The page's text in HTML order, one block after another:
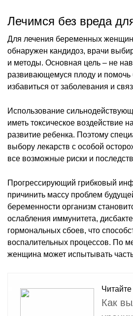
Лечимся без вреда
Для лечения беременных
обнаружен кандидоз, врачи
и методы. Основная цель – не
развивающемуся плоду и
избавиться от заболевания и
Использование
иметь токсическое воздействие
развитие ребенка. Поэтому
выбору лекарств с особой
все возможные риски и
Прогрессирующий грибковый
причинить массу проблем
беременности организм
ослабления иммунитета,
гормональных сбоев, что
воспалительных процессов. По
женщина может испытывать
Читайте
Как